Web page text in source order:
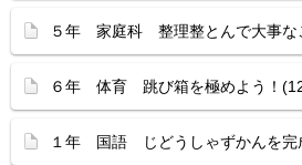
５年 家庭科 整理整とんで大事な
６年 体育 跳び箱を極めよう！
１年 国語 じどうしゃずかんを完